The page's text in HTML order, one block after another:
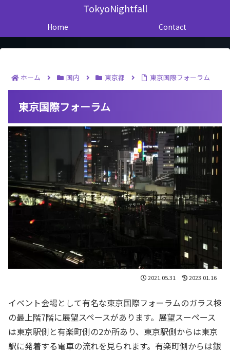
TokyoNightfall
Home Contact
ホーム 国内 東京都 東京国際フォーラム
東京国際フォーラム
2021.05.31 2023.01.16
イベント会場として有名な東京国際フォーラムのガラス棟
の最上階7階に展望スペースがあります。展望スーペース
は東京駅側と有楽町側の2か所あり、東京駅側からは東京
駅に発着する電車の流れを見られます。有楽町側からは銀